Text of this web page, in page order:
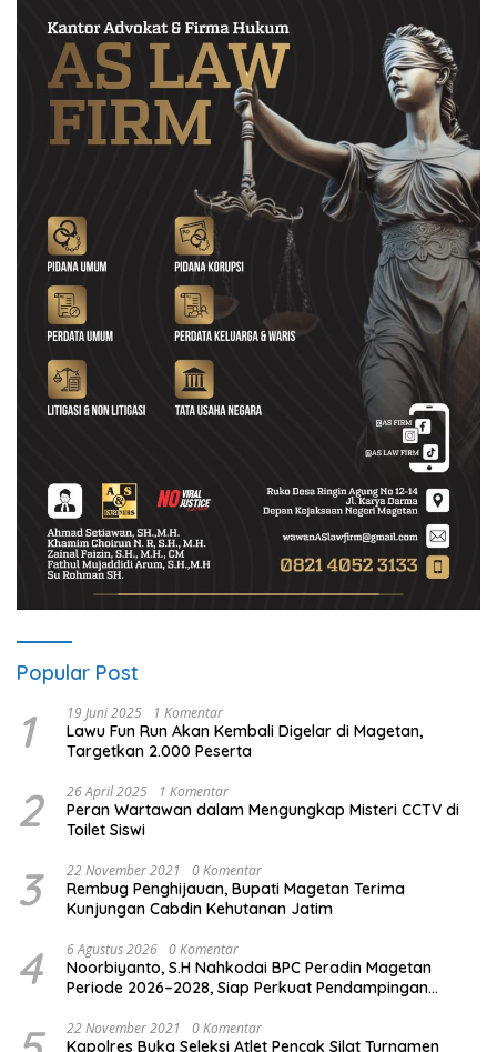
Popular Post
1 19 Juni 2025 1 Komentar
Lawu Fun Run Akan Kembali Digelar di Magetan,
Targetkan 2.000 Peserta
2 26 April 2025 1 Komentar
Peran Wartawan dalam Mengungkap Misteri CCTV di
Toilet Siswi
3 22 November 2021 0 Komentar
Rembug Penghijauan, Bupati Magetan Terima
Kunjungan Cabdin Kehutanan Jatim
4 6 Agustus 2026 0 Komentar
Noorbiyanto, S.H Nahkodai BPC Peradin Magetan
Periode 2026–2028, Siap Perkuat Pendampingan
22 November 2021 0 Komentar
Kapolres Buka Seleksi Atlet Pencak Silat Turnamen